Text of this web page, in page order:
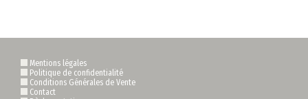
Mentions légales
Politique de confidentialité
Conditions Générales de Vente
Contact